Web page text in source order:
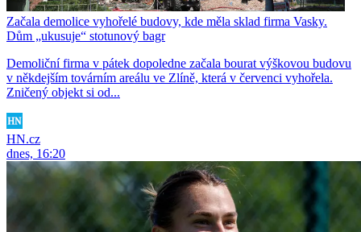
Začala demolice vyhořelé budovy, kde měla sklad firma Vasky.
Dům „ukusuje“ stotunový bagr
Demoliční firma v pátek dopoledne začala bourat výškovou budovu
v někdejším továrním areálu ve Zlíně, která v červenci vyhořela.
Zničený objekt si od...
HN.cz
dnes, 16:20